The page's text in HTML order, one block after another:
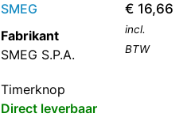
SMEG
Fabrikant
SMEG S.P.A.
Timerknop
Direct leverbaar
€ 16,66
incl.
BTW